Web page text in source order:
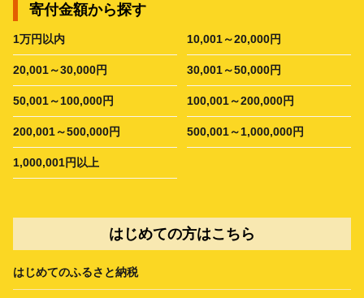
寄付金額から探す
1万円以内 10,001～20,000円
20,001～30,000円 30,001～50,000円
50,001～100,000円 100,001～200,000円
200,001～500,000円 500,001～1,000,000円
1,000,001円以上
はじめての方はこちら
はじめてのふるさと納税